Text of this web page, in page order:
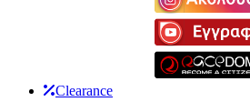
Clearance